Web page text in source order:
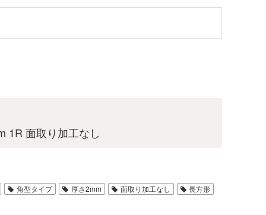
1R 面取り加工なし
角型タイプ 厚さ2mm 面取り加工なし 長方形